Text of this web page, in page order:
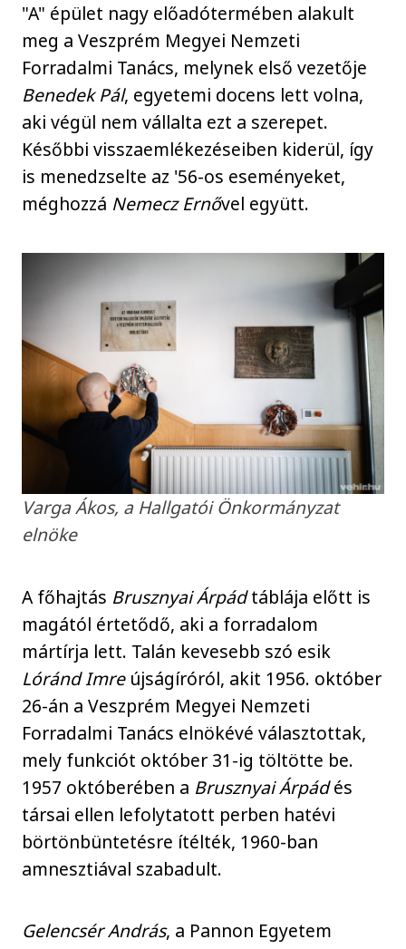
"A" épület nagy előadótermében alakult
meg a Veszprém Megyei Nemzeti
Forradalmi Tanács, melynek első vezetője
Benedek Pál, egyetemi docens lett volna,
aki végül nem vállalta ezt a szerepet.
Későbbi visszaemlékezéseiben kiderül, így
is menedzselte az '56-os eseményeket,
méghozzá Nemecz Ernővel együtt.
Varga Ákos, a Hallgatói Önkormányzat
elnöke
A főhajtás Brusznyai Árpádtáblája előtt is
magától értetődő, aki a forradalom
mártírja lett. Talán kevesebb szó esik
Lóránd Imreújságíróról, akit 1956. október
26-án a Veszprém Megyei Nemzeti
Forradalmi Tanács elnökévé választottak,
mely funkciót október 31-ig töltötte be.
1957 októberében a Brusznyai Árpádés
társai ellen lefolytatott perben hatévi
börtönbüntetésre ítélték, 1960-ban
amnesztiával szabadult.
Gelencsér András, a Pannon Egyetem